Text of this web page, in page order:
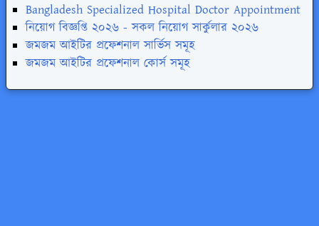
Bangladesh Specialized Hospital Doctor Appointment
নিয়োগ বিজ্ঞপ্তি ২০২৬ - সকল নিয়োগ সার্কুলার ২০২৬
জমজম আইটির প্রফেশনাল সার্ভিস সমূহ
জমজম আইটির প্রফেশনাল কোর্স সমূহ